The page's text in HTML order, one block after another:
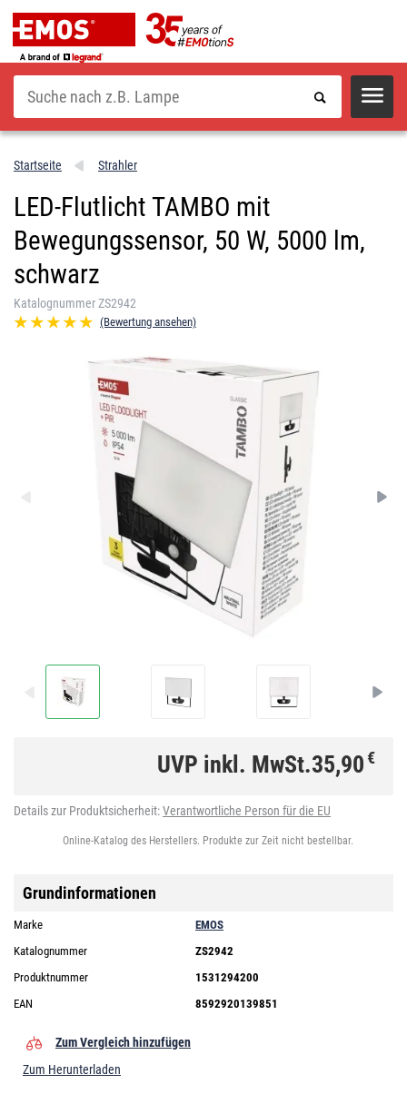
Suche
Startseite Strahler
LED-Flutlicht TAMBO mit
Bewegungssensor, 50 W, 5000 lm,
schwarz
Katalognummer ZS2942
(Bewertung ansehen)
UVP inkl. MwSt.35,90€
Details zur Produktsicherheit:Verantwortliche Person für die EU
Online-Katalog des Herstellers. Produkte zur Zeit nicht bestellbar.
Grundinformationen
Marke
EMOS
Katalognummer
ZS2942
Produktnummer
1531294200
EAN
8592920139851
Zum Vergleich hinzufügen
Zum Herunterladen